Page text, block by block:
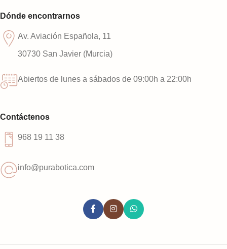
Dónde encontrarnos
Av. Aviación Española, 11
30730 San Javier (Murcia)
Abiertos de lunes a sábados de 09:00h a 22:00h
Contáctenos
968 19 11 38
info@purabotica.com